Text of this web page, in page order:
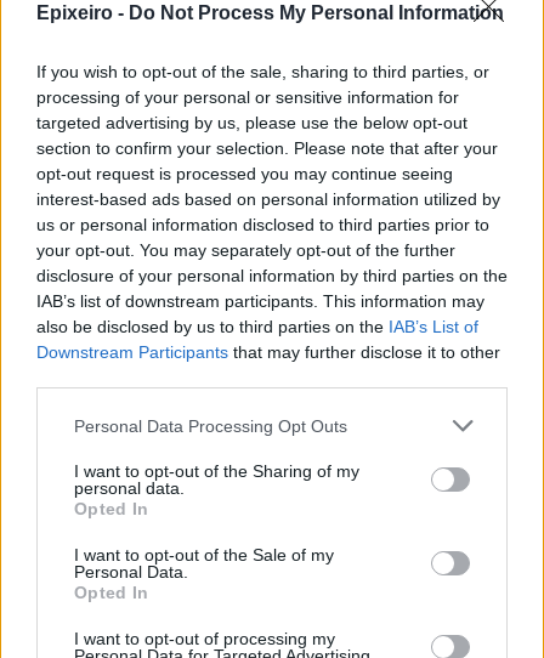
Epixeiro - Do Not Process My Personal Information
If you wish to opt-out of the sale, sharing to third parties, or
processing of your personal or sensitive information for
targeted advertising by us, please use the below opt-out
section to confirm your selection. Please note that after your
opt-out request is processed you may continue seeing
interest-based ads based on personal information utilized by
us or personal information disclosed to third parties prior to
your opt-out. You may separately opt-out of the further
disclosure of your personal information by third parties on the
IAB’s list of downstream participants. This information may
also be disclosed by us to third parties on the IAB’s List of
Downstream Participants that may further disclose it to other
Personal Data Processing Opt Outs
I want to opt-out of the Sharing of my
personal data.
Opted In
I want to opt-out of the Sale of my
Personal Data.
Opted In
I want to opt-out of processing my
TP Greece: Πώς διαμορφώνεται το
μέλλον του Insurance στην εποχή του AI
σου
Advertorial
Περισσότερα από το
Apollo Global Management:
Εξαγοράζει την EasyJet έναντι 7,7
πλατφόρμα myBusinessSupport